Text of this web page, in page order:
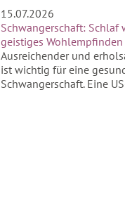
15.07.2026
Schwangerschaft: Schlaf
geistiges Wohlempfinden
Ausreichender und
ist wichtig für eine
Schwangerschaft. Eine